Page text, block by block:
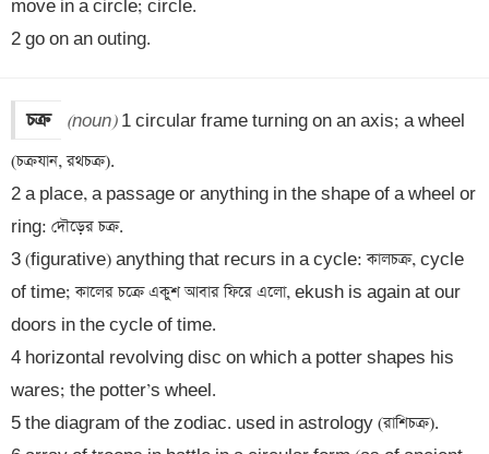
move in a circle; circle.
2 go on an outing.
চক্র (noun) 1 circular frame turning on an axis; a wheel
(চক্রযান, রথচক্র).
2 a place, a passage or anything in the shape of a wheel or
ring: দৌড়ের চক্র.
3 (figurative) anything that recurs in a cycle: কালচক্র, cycle
of time; কালের চক্রে একুশ আবার ফিরে এলো, ekush is again at our
doors in the cycle of time.
4 horizontal revolving disc on which a potter shapes his
wares; the potter’s wheel.
5 the diagram of the zodiac. used in astrology (রাশিচক্র).